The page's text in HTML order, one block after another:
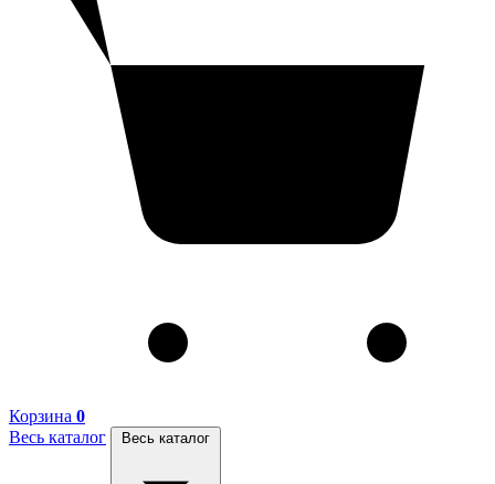
Корзина 0
Весь каталог
Весь каталог